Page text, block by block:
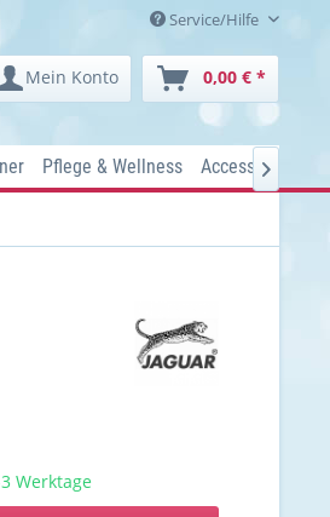
Service/Hilfe
Mein Konto 0,00 € *
Pflege & Wellness Accessoires

Werktage